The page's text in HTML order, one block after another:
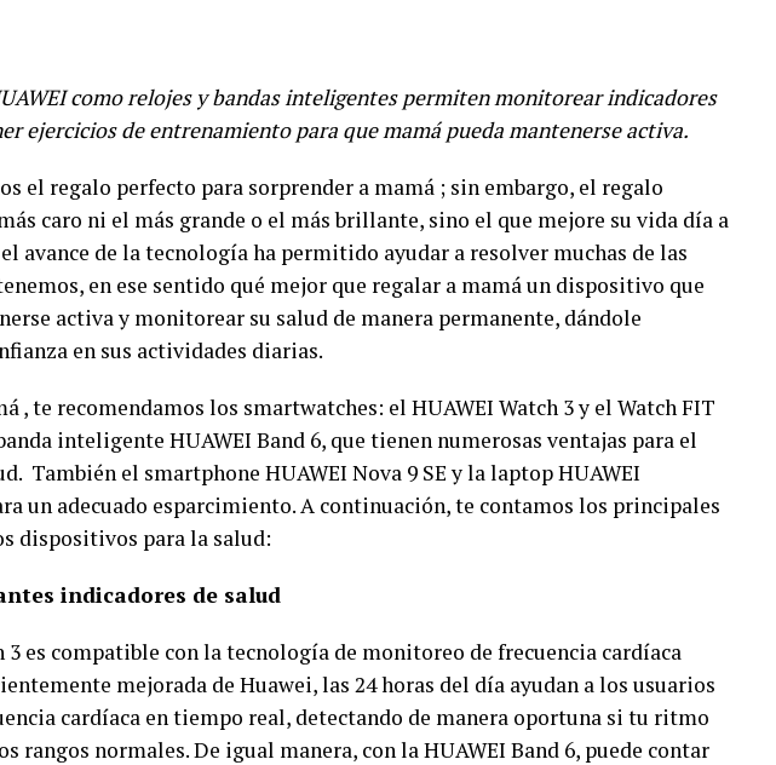
como relojes y bandas inteligentes permiten monitorear indicadores
ejercicios de entrenamiento para que mamá pueda mantenerse activa.
el regalo perfecto para sorprender a mamá ; sin embargo, el regalo
caro ni el más grande o el más brillante, sino el que mejore su vida día a
avance de la tecnología ha permitido ayudar a resolver muchas de las
en ese sentido qué mejor que regalar a mamá un dispositivo que
activa y monitorear su salud de manera permanente, dándole
en sus actividades diarias.
, te recomendamos los smartwatches: el HUAWEI Watch 3 y el Watch FIT
inteligente HUAWEI Band 6, que tienen numerosas ventajas para el
También el smartphone HUAWEI Nova 9 SE y la laptop HUAWEI
un adecuado esparcimiento. A continuación, te contamos los principales
dispositivos para la salud:
indicadores de salud
3 es compatible con la tecnología de monitoreo de frecuencia cardíaca
mejorada de Huawei, las 24 horas del día ayudan a los usuarios
cardíaca en tiempo real, detectando de manera oportuna si tu ritmo
rangos normales. De igual manera, con la HUAWEI Band 6, puede contar